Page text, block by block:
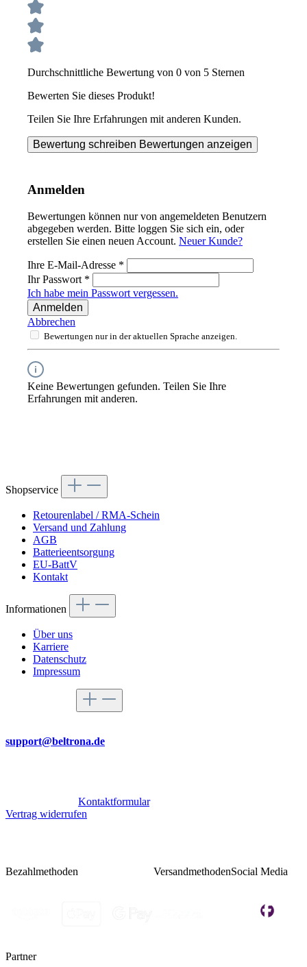
Durchschnittliche Bewertung von 0 von 5 Sternen
Bewerten Sie dieses Produkt!
Teilen Sie Ihre Erfahrungen mit anderen Kunden.
Bewertung schreiben Bewertungen anzeigen
Anmelden
Bewertungen können nur von angemeldeten Benutzern
abgegeben werden. Bitte loggen Sie sich ein, oder
erstellen Sie einen neuen Account. Neuer Kunde?
Ihre E-Mail-Adresse *
Ihr Passwort *
Ich habe mein Passwort vergessen.
Anmelden
Abbrechen
Bewertungen nur in der aktuellen Sprache anzeigen.
Keine Bewertungen gefunden. Teilen Sie Ihre
Erfahrungen mit anderen.
Shopservice
Retourenlabel / RMA-Schein
Versand und Zahlung
AGB
Batterieentsorgung
EU-BattV
Kontakt
Informationen
Über uns
Karriere
Datenschutz
Impressum
support@beltrona.de
Kontaktformular.
Vertrag widerrufen
Bezahlmethoden VersandmethodenSocial Media
Partner